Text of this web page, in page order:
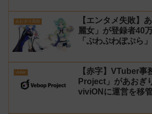
あおぎり高校
【エンタメ失敗】
麗女」が登録者40
「ぷわぷわぽぷら
【杞憂】
vtuber
【赤字】VTuber事
Project」があおぎ
viviONに運営を移管